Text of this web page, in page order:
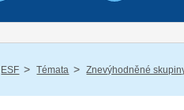
ESF / Témata / Znevýhodněné